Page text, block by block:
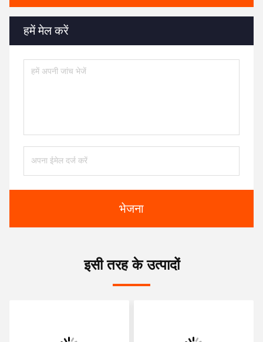
हमें मेल करें
भेजना
इसी तरह के उत्पादों